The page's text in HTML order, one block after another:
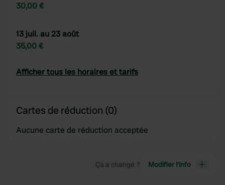
30,00 €
13 juil. au 23 août
35,00 €
Afficher tous les horaires et tarifs
Cartes de réduction (0)
Aucune carte de réduction acceptée
Ça a changé ? Modifier l’info